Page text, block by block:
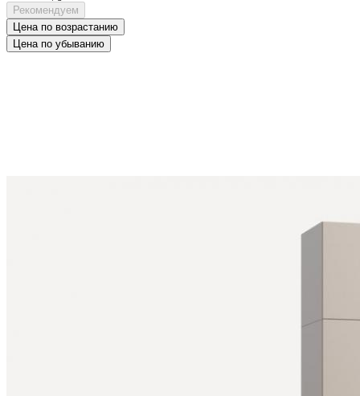
Рекомендуем
Цена по возрастанию
Цена по убыванию